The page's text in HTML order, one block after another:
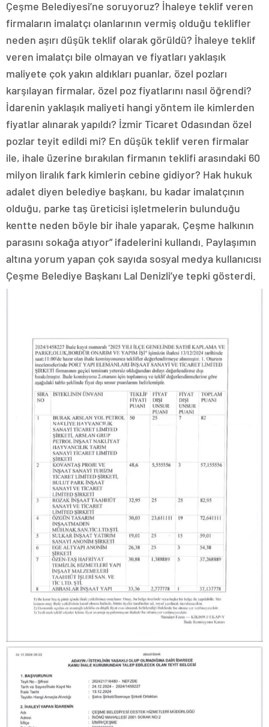
Çeşme Belediyesi’ne soruyoruz? İhaleye teklif veren
firmaların imalatçı olanlarının vermiş olduğu teklifler
neden aşırı düşük teklif olarak görüldü? İhaleye teklif
veren imalatçı bile olmayan ve fiyatları yaklaşık
maliyete çok yakın aldıkları puanlar, özel pozları
karşılayan firmalar, özel poz fiyatlarını nasıl öğrendi?
İdarenin yaklaşık maliyeti hangi yöntem ile kimlerden
fiyatlar alınarak yapıldı? İzmir Ticaret Odasından özel
pozlar teyit edildi mi? En düşük teklif veren firmalar
ile, ihale üzerine bırakılan firmanın teklifi arasındaki 60
milyon liralık fark kimlerin cebine gidiyor? Hak hukuk
adalet diyen belediye başkanı, bu kadar imalatçının
olduğu, parke taş üreticisi işletmelerin bulunduğu
kentte neden böyle bir ihale yaparak, Çeşme halkının
parasını sokağa atıyor” ifadelerini kullandı. Paylaşımın
altına yorum yapan çok sayıda sosyal medya kullanıcısı
Çeşme Belediye Başkanı Lal Denizli’ye tepki gösterdi.